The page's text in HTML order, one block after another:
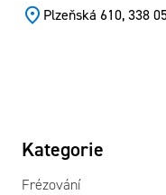
Plzeňská 610, 338
Kategorie
Frézování